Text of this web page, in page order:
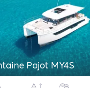
Pajot MY4S